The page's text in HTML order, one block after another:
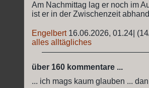
Am Nachmittag lag er noch im
ist er in der Zwischenzeit
Engelbert 16.06.2026, 01.24
alles alltägliches
über 160 kommentare ...
... ich mags kaum glauben ...